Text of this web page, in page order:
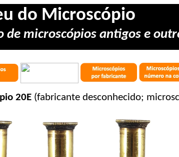
do Microscópio
de microscópios antigos e
20E (fabricante desconhecido;